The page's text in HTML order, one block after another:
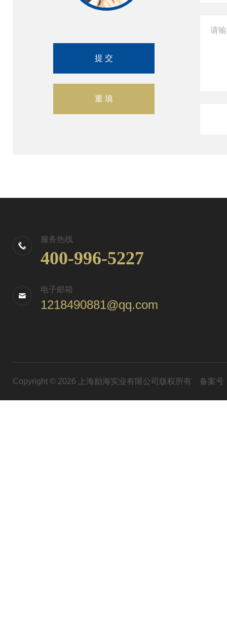
服务热线
400-996-5227
电子邮箱
1218490881@qq.com
Copyright © 2026 上海励海实业有限公司版权所有 备案号